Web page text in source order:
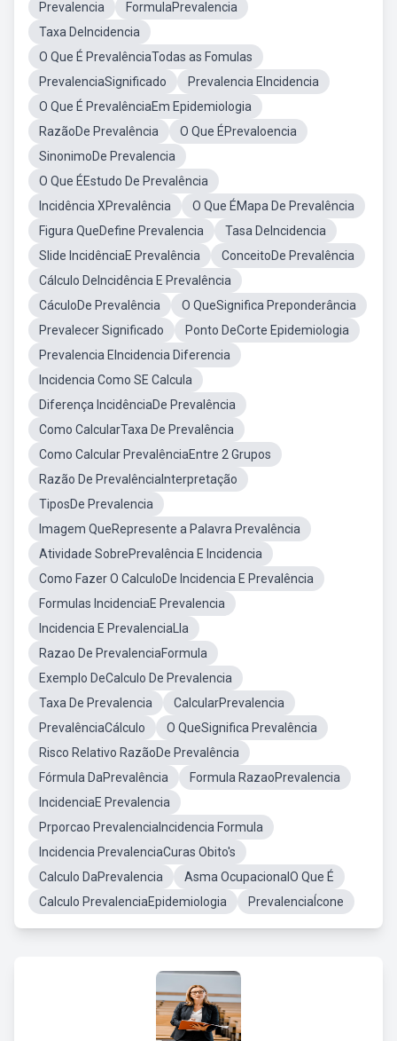
Prevalencia
FormulaPrevalencia
Taxa DeIncidencia
O Que É PrevalênciaTodas as Fomulas
PrevalenciaSignificado
Prevalencia EIncidencia
O Que É PrevalênciaEm Epidemiologia
RazãoDe Prevalência
O Que ÉPrevaloencia
SinonimoDe Prevalencia
O Que ÉEstudo De Prevalência
Incidência XPrevalência
O Que ÉMapa De Prevalência
Figura QueDefine Prevalencia
Tasa DeIncidencia
Slide IncidênciaE Prevalência
ConceitoDe Prevalência
Cálculo DeIncidência E Prevalência
CáculoDe Prevalência
O QueSignifica Preponderância
Prevalecer Significado
Ponto DeCorte Epidemiologia
Prevalencia EIncidencia Diferencia
Incidencia Como SE Calcula
Diferença IncidênciaDe Prevalência
Como CalcularTaxa De Prevalência
Como Calcular PrevalênciaEntre 2 Grupos
Razão De PrevalênciaInterpretação
TiposDe Prevalencia
Imagem QueRepresente a Palavra Prevalência
Atividade SobrePrevalência E Incidencia
Como Fazer O CalculoDe Incidencia E Prevalência
Formulas IncidenciaE Prevalencia
Incidencia E PrevalenciaLla
Razao De PrevalenciaFormula
Exemplo DeCalculo De Prevalencia
Taxa De Prevalencia
CalcularPrevalencia
PrevalênciaCálculo
O QueSignifica Prevalência
Risco Relativo RazãoDe Prevalência
Fórmula DaPrevalência
Formula RazaoPrevalencia
IncidenciaE Prevalencia
Prporcao PrevalenciaIncidencia Formula
Incidencia PrevalenciaCuras Obito's
Calculo DaPrevalencia
Asma OcupacionalO Que É
Calculo PrevalenciaEpidemiologia
PrevalenciaÍcone